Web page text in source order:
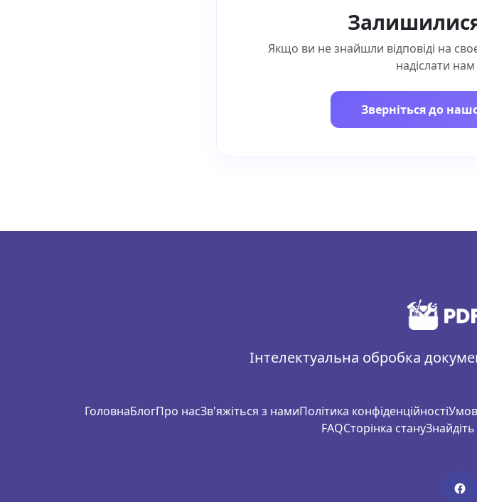
Якщо ви не знайшли відповіді на
надіслати
Зверніться до
Інтелектуальна обробка
ГоловнаБлогПро насЗв'яжіться з намиПолітика конфіденційності
FAQСторінка стану